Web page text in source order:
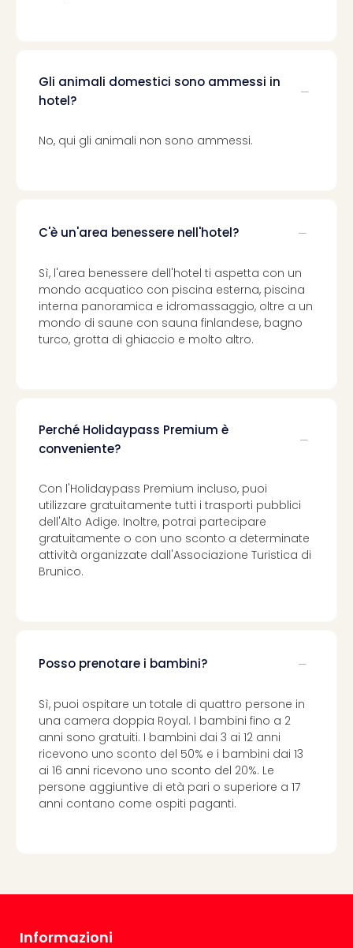
Gli animali domestici sono ammessi in
hotel?
No, qui gli animali non sono ammessi.
C'è un'area benessere nell'hotel?
Sì, l'area benessere dell'hotel ti aspetta con un
mondo acquatico con piscina esterna, piscina
interna panoramica e idromassaggio, oltre a un
mondo di saune con sauna finlandese, bagno
turco, grotta di ghiaccio e molto altro.
Perché Holidaypass Premium è
conveniente?
Con l'Holidaypass Premium incluso, puoi
utilizzare gratuitamente tutti i trasporti pubblici
dell'Alto Adige. Inoltre, potrai partecipare
gratuitamente o con uno sconto a determinate
attività organizzate dall'Associazione Turistica di
Brunico.
Posso prenotare i bambini?
Sì, puoi ospitare un totale di quattro persone in
una camera doppia Royal. I bambini fino a 2
anni sono gratuiti. I bambini dai 3 ai 12 anni
ricevono uno sconto del 50% e i bambini dai 13
ai 16 anni ricevono uno sconto del 20%. Le
persone aggiuntive di età pari o superiore a 17
anni contano come ospiti paganti.
Informazioni